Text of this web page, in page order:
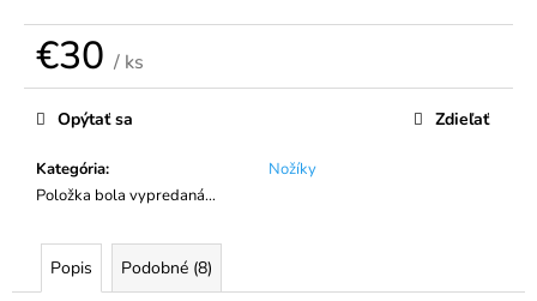
€30 / ks
Jednotková
cena:
Kategória:
Nožíky
Položka bola vypredaná…
Opýtať sa Zdieľať
Popis Podobné (8)
p
o
r
ú
m
NELLI